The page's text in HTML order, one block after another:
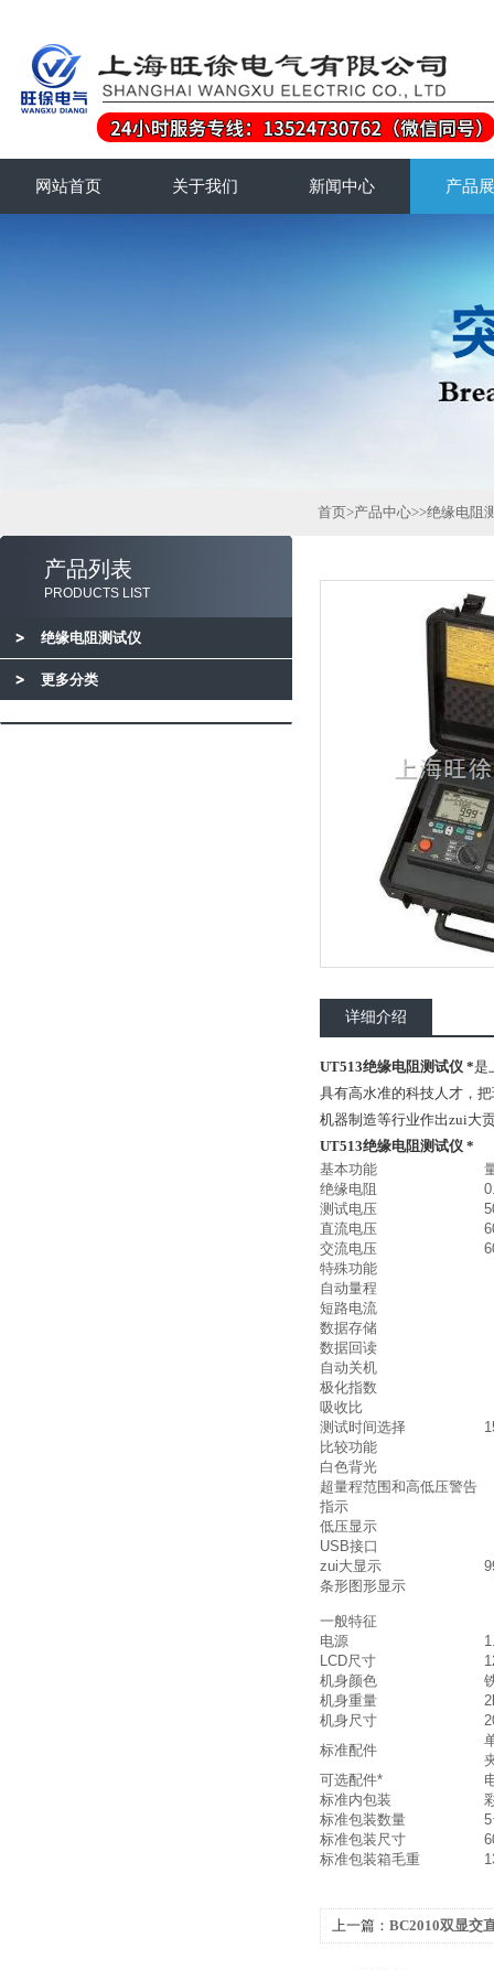
网站首页 关于我们 新闻中心 产品
产品列表
PRODUCTS LIST
绝缘电阻测试仪
更多分类
首页>产品中心>>绝缘电阻
详细介绍
UT513绝缘电阻测试仪 *是
具有高水准的科技人才，
机器制造等行业作出zui大
UT513绝缘电阻测试仪 *
基本功能
绝缘电阻
测试电压
直流电压
交流电压
特殊功能
自动量程
短路电流
数据存储
数据回读
自动关机
极化指数
吸收比
测试时间选择
比较功能
白色背光
超量程范围和高低压警告
指示
低压显示
USB接口
zui大显示
条形图形显示
一般特征
电源
LCD尺寸
机身颜色
机身重量
机身尺寸
标准配件
可选配件*
标准内包装
标准包装数量
标准包装尺寸
标准包装箱毛重
上一篇： BC2010双显交